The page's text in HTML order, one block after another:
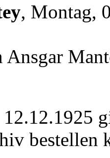
, Montag,
Ansgar
bestellen